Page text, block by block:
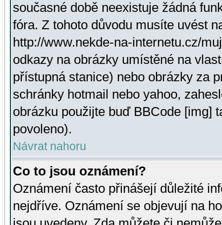
současné době neexistuje žádná
fóra. Z tohoto důvodu musíte uvést
http://www.nekde-na-internetu.cz/
odkazy na obrázky umístěné na
přístupná stanice) nebo obrázky za
schránky hotmail nebo yahoo,
obrázku použijte buď BBCode [img]
povoleno).
Návrat nahoru
Co to jsou oznámení?
Oznámení často přinášejí důležité
nejdříve. Oznámení se objevují na